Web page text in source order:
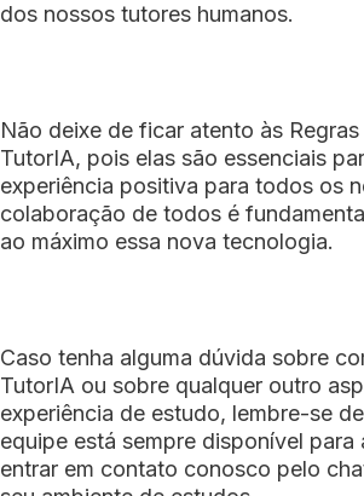
dos nossos tutores humanos.
Não deixe de ficar atento às
TutorIA, pois elas são essenciais
experiência positiva para todos os
colaboração de todos é
ao máximo essa nova tecnologia.
Caso tenha alguma dúvida sobre
TutorIA ou sobre qualquer outro
experiência de estudo, lembre-se
equipe está sempre disponível para
entrar em contato conosco pelo